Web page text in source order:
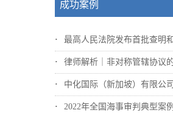
成功案例
最高人民法院发布首批查明和
律师解析｜非对称管辖协议
中化国际（新加坡）有限公司
2022年全国海事审判典型案例